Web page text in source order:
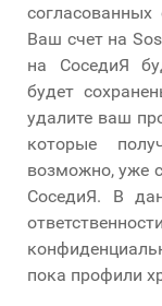
Ваш счет на
на СоседиЯ
будет
удалите ваш
которые
возможно, уже
СоседиЯ. В
пока профили